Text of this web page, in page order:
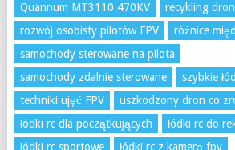
Quannum MT3110 470KV
recykling
rozwój osobisty pilotów FPV
różnice
samochody sterowane na pilota
samochody zdalnie sterowane
szybkie
techniki ujęć FPV
uszkodzony dron co
łódki rc dla początkujących
łódki rc do
łódki rc sportowe
łódki rc z kamerą fpv